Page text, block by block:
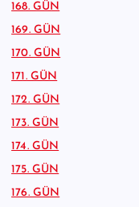
168. GÜN
169. GÜN
170. GÜN
171. GÜN
172. GÜN
173. GÜN
174. GÜN
175. GÜN
176. GÜN